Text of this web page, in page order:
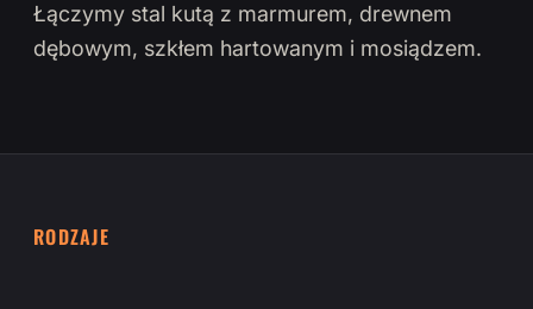
Łączymy stal kutą z marmurem, drewnem
dębowym, szkłem hartowanym i mosiądzem.
RODZAJE